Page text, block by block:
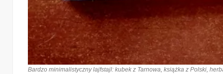
Bardzo minimalistyczny lajfstajl: kubek z Tarnowa, książka z Polski,